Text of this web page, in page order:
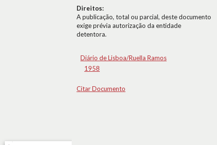
Direitos:
A publicação, total ou parcial, deste documento
exige prévia autorização da entidade
detentora.
Diário de Lisboa/Ruella Ramos
1958
Citar Documento